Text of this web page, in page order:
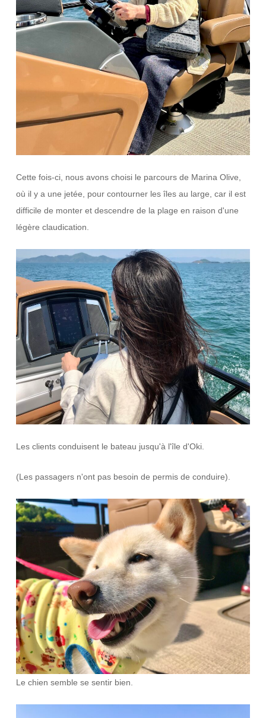
Cette fois-ci, nous avons choisi le parcours de Marina Olive,
où il y a une jetée, pour contourner les îles au large, car il est
difficile de monter et descendre de la plage en raison d'une
légère claudication.
Les clients conduisent le bateau jusqu'à l'île d'Oki.
(Les passagers n'ont pas besoin de permis de conduire).
Le chien semble se sentir bien.